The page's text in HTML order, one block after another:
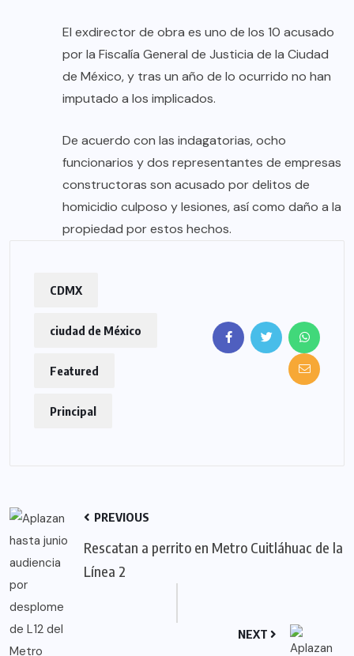
El exdirector de obra es uno de los 10 acusado
por la Fiscalía General de Justicia de la Ciudad
de México, y tras un año de lo ocurrido no han
imputado a los implicados.
De acuerdo con las indagatorias, ocho
funcionarios y dos representantes de empresas
constructoras son acusado por delitos de
homicidio culposo y lesiones, así como daño a la
propiedad por estos hechos.
CDMX
ciudad de México
Featured
Principal
PREVIOUS
Rescatan a perrito en Metro Cuitláhuac de la
Línea 2
NEXT